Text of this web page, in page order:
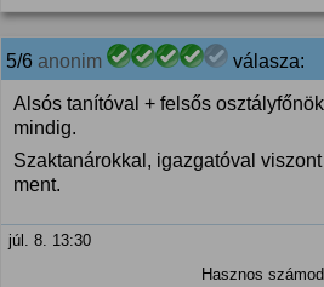
5/6 anonim válasza:
Alsós tanítóval + felsős
mindig.
Szaktanárokkal, igazgatóval
ment.
júl. 8. 13:30
Hasznos